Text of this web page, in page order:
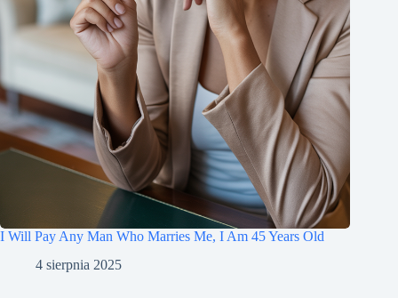
I Will Pay Any Man Who Marries Me, I Am 45 Years Old
4 sierpnia 2025